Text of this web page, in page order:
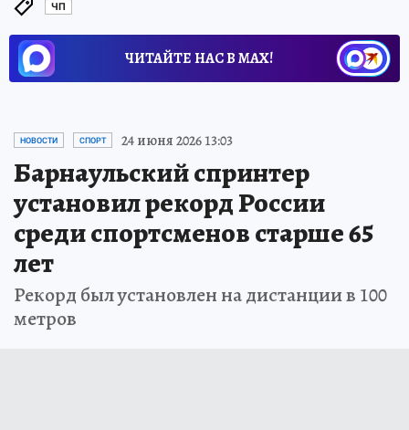
ЧП
ЧИТАЙТЕ НАС В МАХ!
НОВОСТИ СПОРТ 24 июня 2026 13:03
Барнаульский спринтер
установил рекорд России
среди спортсменов старше 65
лет
Рекорд был установлен на дистанции в 100
метров